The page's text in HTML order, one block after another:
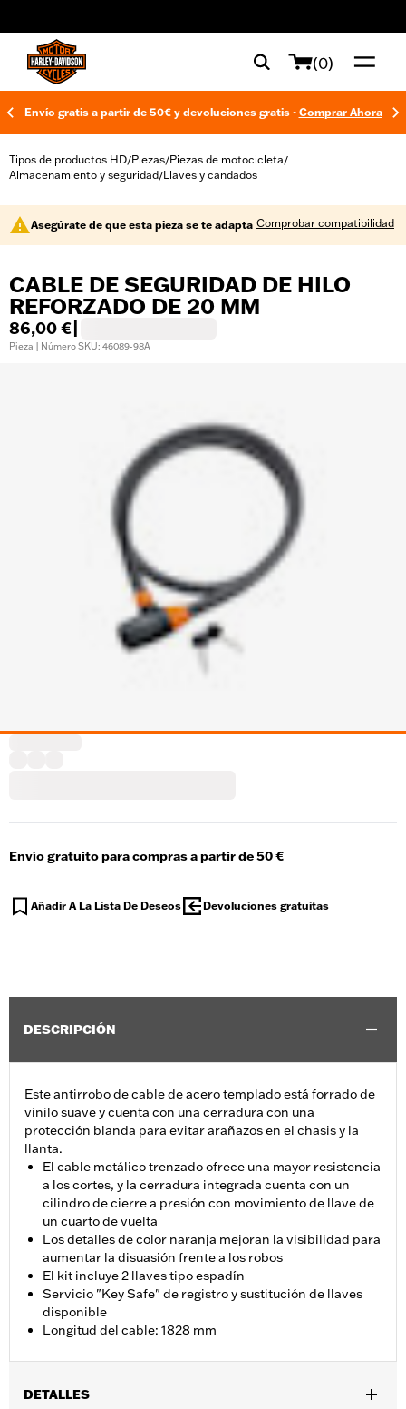
(0)
Envío gratis a partir de 50€ y devoluciones gratis - Comprar Ahora
Tipos de productos HD/Piezas/Piezas de motocicleta/
Almacenamiento y seguridad/Llaves y candados
Asegúrate de que esta pieza se te adapta Comprobar compatibilidad
CABLE DE SEGURIDAD DE HILO
REFORZADO DE 20 MM
86,00 €
Pieza | Número SKU: 46089-98A
Envío gratuito para compras a partir de 50 €
Añadir A La Lista De Deseos Devoluciones gratuitas
DESCRIPCIÓN
Este antirrobo de cable de acero templado está forrado de
vinilo suave y cuenta con una cerradura con una
protección blanda para evitar arañazos en el chasis y la
llanta.
El cable metálico trenzado ofrece una mayor resistencia
a los cortes, y la cerradura integrada cuenta con un
cilindro de cierre a presión con movimiento de llave de
un cuarto de vuelta
Los detalles de color naranja mejoran la visibilidad para
aumentar la disuasión frente a los robos
El kit incluye 2 llaves tipo espadín
Servicio "Key Safe" de registro y sustitución de llaves
disponible
Longitud del cable: 1828 mm
DETALLES